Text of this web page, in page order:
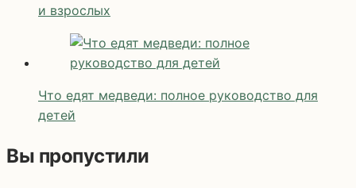
и взрослых
Что едят медведи: полное руководство для
детей
Вы пропустили